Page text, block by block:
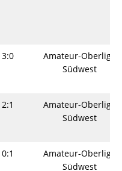
3:0
Amateur-Oberliga
Südwest
2:1
Amateur-Oberliga
Südwest
0:1
Amateur-Oberliga
Südwest